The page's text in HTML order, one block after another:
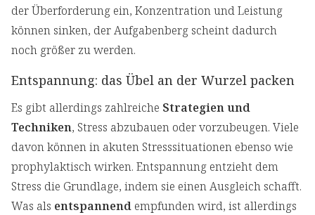
der Überforderung ein, Konzentration und Leistung
können sinken, der Aufgabenberg scheint dadurch
noch größer zu werden.
Entspannung: das Übel an der Wurzel packen
Es gibt allerdings zahlreiche Strategien und
Techniken, Stress abzubauen oder vorzubeugen. Viele
davon können in akuten Stresssituationen ebenso wie
prophylaktisch wirken. Entspannung entzieht dem
Stress die Grundlage, indem sie einen Ausgleich schafft.
Was als entspannend empfunden wird, ist allerdings